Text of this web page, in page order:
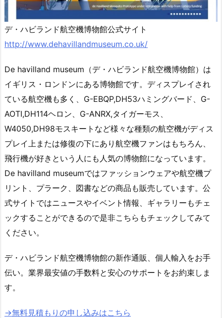
デ・ハビランド航空機博物館公式サイト
http://www.dehavillandmuseum.co.uk/
De havilland museum（デ・ハビランド航空機博物館）は
イギリス・ロンドンにある博物館です。ディスプレイされ
ている航空機も多く、G-EBQP,DH53ハミングバード、G-
AOTI,DH114ヘロン、G-ANRX,タイガーモス、
W4050,DH98モスキートなど様々な種類の航空機がディス
プレイ上または修復の下にあり航空機ファンはもちろん、
飛行機が好きという人にも人気の博物館になっています。
De havilland museumではファッションウェアや航空機プ
リント、プラーク、図書などの商品も販売しています。公
式サイトではニュースやイベント情報、ギャラリーもチェ
ックすることができるので是非こちらもチェックしてみて
ください。
デ・ハビランド航空機博物館の新作通販、個人輸入をお手
伝い。業界最安値の手数料と安心のサポートをお約束しま
す。
→無料見積もりの申し込みはこちら